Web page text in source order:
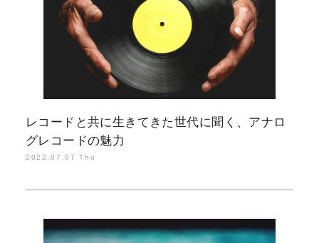
レコードと共に生きてきた世代に聞く、アナロ
グレコードの魅力
2022.07.07 Thu